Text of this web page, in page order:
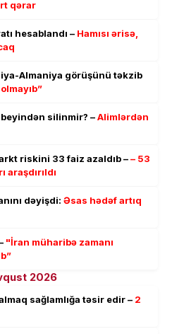
qərar
hesablandı – Hamısı ərisə,
Almaniya görüşünü təkzib
silinmir? –Alimlərdən
riskini 33 faiz azaldıb –– 53
dəyişdi: Əsas hədəf artıq
"İran müharibə zamanı
2026
sağlamlığa təsir edir – 2